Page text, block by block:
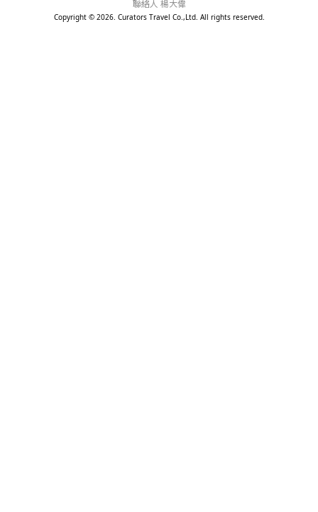
聯絡人 楊大偉
Copyright © 2026. Curators Travel Co.,Ltd. All rights reserved.